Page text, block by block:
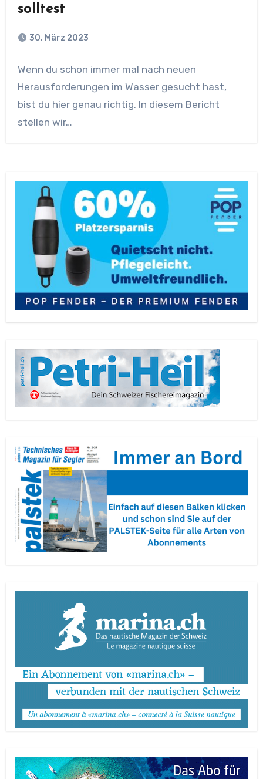
solltest
30. März 2023
Wenn du schon immer mal nach neuen
Herausforderungen im Wasser gesucht hast,
bist du hier genau richtig. In diesem Bericht
stellen wir…